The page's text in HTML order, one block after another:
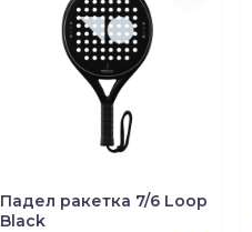
Падел ракетка 7/6 Loop
Black